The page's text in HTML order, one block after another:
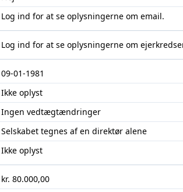
Log ind for at se oplysningerne om email.
Log ind for at se oplysningerne om
09-01-1981
Ikke oplyst
Ingen vedtægtændringer
Selskabet tegnes af en direktør alene
Ikke oplyst
kr. 80.000,00